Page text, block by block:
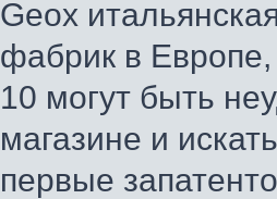
Geox
фабрик в Европе,
10 могут быть
магазине и
первые